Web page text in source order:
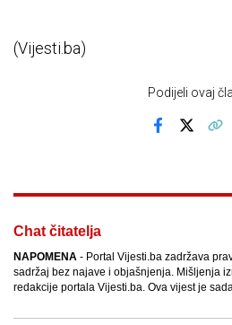
(Vijesti.ba)
Podijeli ovaj
Chat čitatelja
NAPOMENA - Portal Vijesti.ba zadržava
sadržaj bez najave i objašnjenja. Mišljenja
redakcije portala Vijesti.ba. Ova vijest je